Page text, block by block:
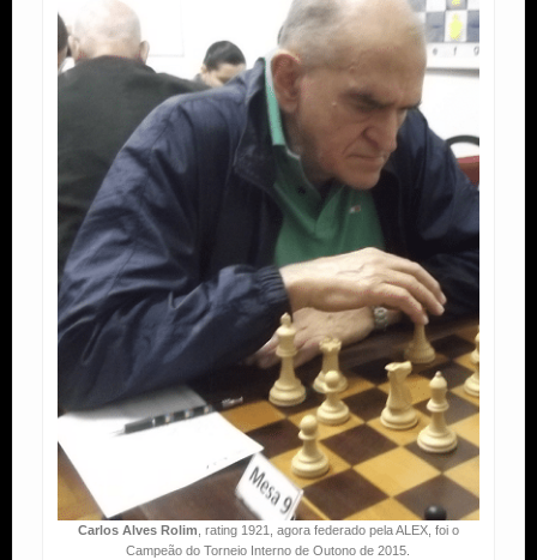
Carlos Alves Rolim , rating 1921, agora federado pela ALEX, foi o
Campeão do Torneio Interno de Outono de 2015.